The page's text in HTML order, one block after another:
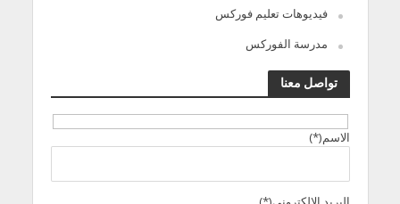
فيديوهات تعليم فوركس
مدرسة الفوركس
تواصل معنا
الاسم(*)